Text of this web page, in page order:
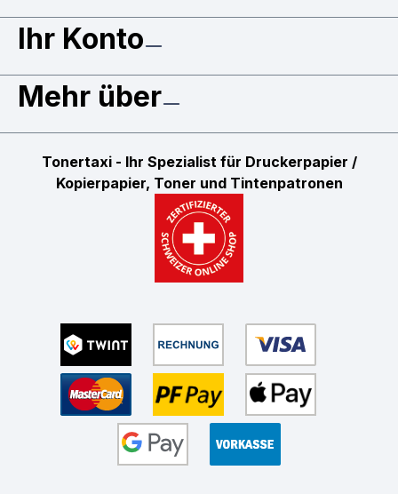
Ihr Konto
Mehr über
Tonertaxi - Ihr Spezialist für Druckerpapier /
Kopierpapier, Toner und Tintenpatronen